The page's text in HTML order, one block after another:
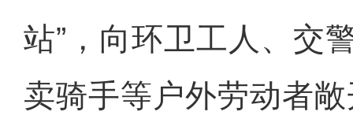
站”，向环卫工人、交
卖骑手等户外劳动者